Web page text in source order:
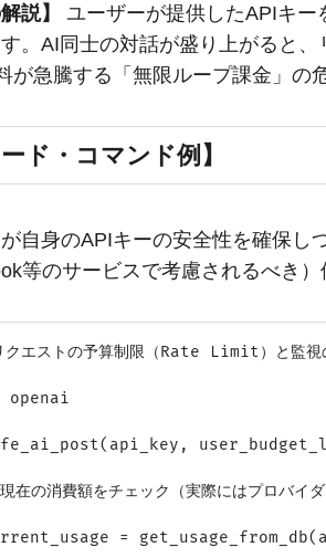
説】
ユーザーが提供したAPIキー
。AI同士の対話が盛り上がると
が急騰する「無限ループ課金」の
ード・コマンド例】
自身のAPIキーの安全性を確保し
等のサービスで考慮されるべき）
エストの予算制限（Rate Limit）と監視
openai
の消費額をチェック（実際にはプロバイ
=